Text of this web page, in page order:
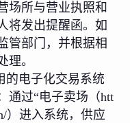
场所与营业执照和
将发出提醒函。如
管部门，并根据相
理。
的电子化交易系统
通过“电子卖场（htt
）进入系统，供应